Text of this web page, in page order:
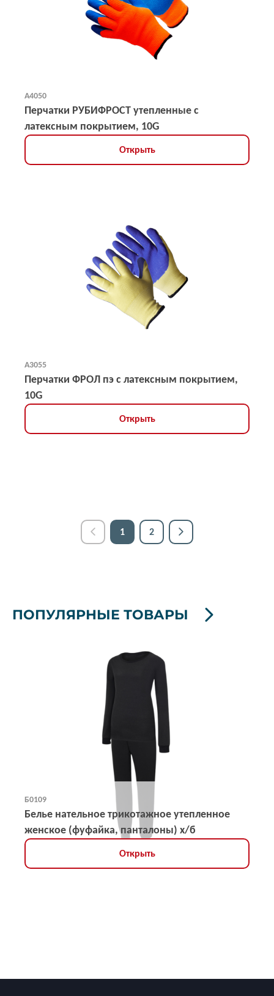
А4050
Перчатки РУБИФРОСТ утепленные с
латексным покрытием, 10G
Открыть
А3055
Перчатки ФРОЛ пэ с латексным покрытием,
10G
Открыть
1 2
ПОПУЛЯРНЫЕ ТОВАРЫ
Б0109
Белье нательное трикотажное утепленное
женское (фуфайка, панталоны) х/б
Открыть